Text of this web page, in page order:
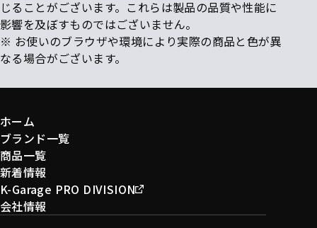
じることがございます。これらは製品の品質や性能に
影響を及ぼすものではございません。
※ お使いのブラウザや環境により実際の商品と色が異
なる場合がございます。
ホーム
ブランド一覧
商品一覧
新着情報
K-Garage PRO DIVISION
会社情報